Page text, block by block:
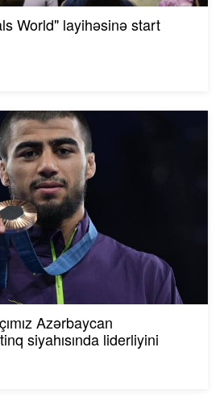
World" layihəsinə start
Azərbaycan
siyahısında liderliyini